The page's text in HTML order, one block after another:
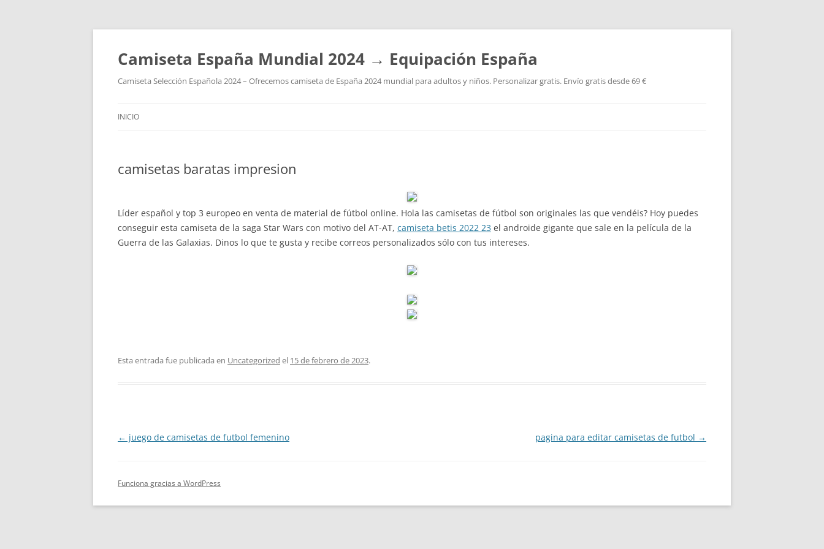
Camiseta España Mundial 2024 → Equipación España
Camiseta Selección Española 2024 – Ofrecemos camiseta de España 2024 mundial para adultos y niños. Personalizar gratis. Envío gratis desde 69 €
INICIO
camisetas baratas impresion
Líder español y top 3 europeo en venta de material de fútbol online. Hola las camisetas de fútbol son originales las que vendéis? Hoy puedes
conseguir esta camiseta de la saga Star Wars con motivo del AT-AT, camiseta betis 2022 23 el androide gigante que sale en la película de la
Guerra de las Galaxias. Dinos lo que te gusta y recibe correos personalizados sólo con tus intereses.
Esta entrada fue publicada en Uncategorized el 15 de febrero de 2023.
Navegación
← juego de camisetas de futbol femenino pagina para editar camisetas de futbol →
Funciona gracias a WordPress